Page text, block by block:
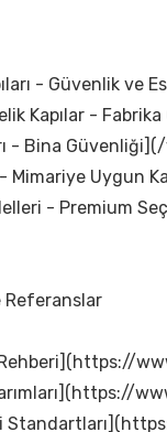
- Güvenlik ve
Kapılar -
- Bina
- Mimariye Uygun
- Premium
Referanslar